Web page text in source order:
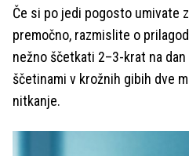
Če si po jedi pogosto umivate
premočno, razmislite o
nežno ščetkati 2–3-krat na
ščetinami v krožnih gibih dve
nitkanje.